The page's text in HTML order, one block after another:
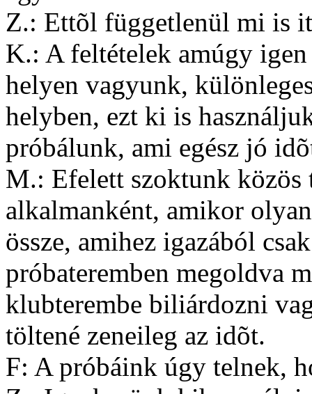
Z.: Ettõl függetlenül mi is
K.: A feltételek amúgy
helyen vagyunk,
helyben, ezt ki is
próbálunk, ami egész jó
M.: Efelett szoktunk közös
alkalmanként, amikor
össze, amihez igazából
próbateremben megoldva
klubterembe biliárdozni
töltené zeneileg az idõt.
F: A próbáink úgy telnek,